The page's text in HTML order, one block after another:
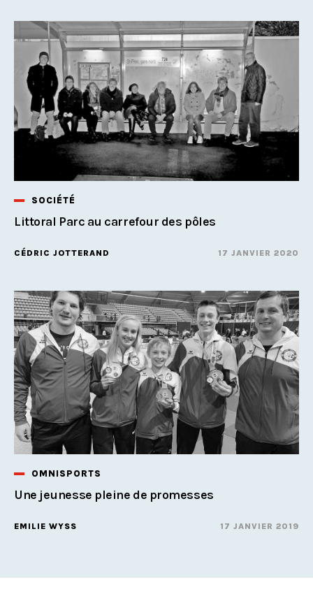
SOCIÉTÉ
Littoral Parc au carrefour des pôles
CÉDRIC JOTTERAND 17 JANVIER 2020
OMNISPORTS
Une jeunesse pleine de promesses
EMILIE WYSS 17 JANVIER 2019